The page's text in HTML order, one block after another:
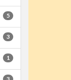
5
3
1